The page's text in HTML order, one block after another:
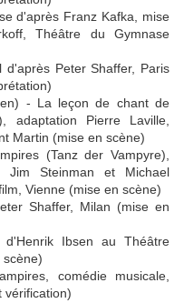
d'après Franz Kafka, mise
Théâtre du Gymnase
Peter Shaffer, Paris
- La leçon de chant de
adaptation Pierre Laville,
Martin (mise en scène)
(Tanz der Vampyre),
Jim Steinman et Michael
Vienne (mise en scène)
Shaffer, Milan (mise en
Ibsen au Théâtre
scène)
comédie musicale,
vérification)